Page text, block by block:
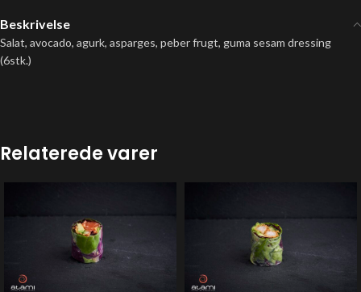
Beskrivelse
Salat, avocado, agurk, asparges, peber frugt, guma sesam dressing
(6stk.)
Relaterede varer